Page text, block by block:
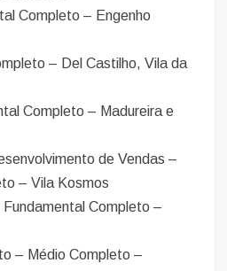
Completo – Engenho
– Del Castilho, Vila da
Completo – Madureira e
de Vendas –
– Vila Kosmos
Completo –
– Médio Completo –